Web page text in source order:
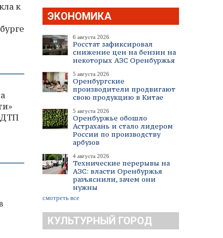
ЭКОНОМИКА
6 августа 2026
Росстат зафиксировал
снижение цен на бензин на
некоторых АЗС Оренбуржья
5 августа 2026
Оренбургские
производители продвигают
свою продукцию в Китае
5 августа 2026
Оренбуржье обошло
Астрахань и стало лидером
России по производству
арбузов
4 августа 2026
Технические перерывы на
АЗС: власти Оренбуржья
разъяснили, зачем они
нужны
смотреть все
КУЛЬТУРНЫЙ ГОРОД
к
ДТП